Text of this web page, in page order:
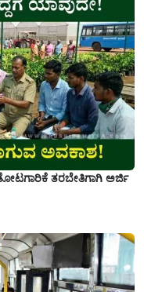
ತರಬೇತಿಗಾಗಿ ಅರ್ಜಿ